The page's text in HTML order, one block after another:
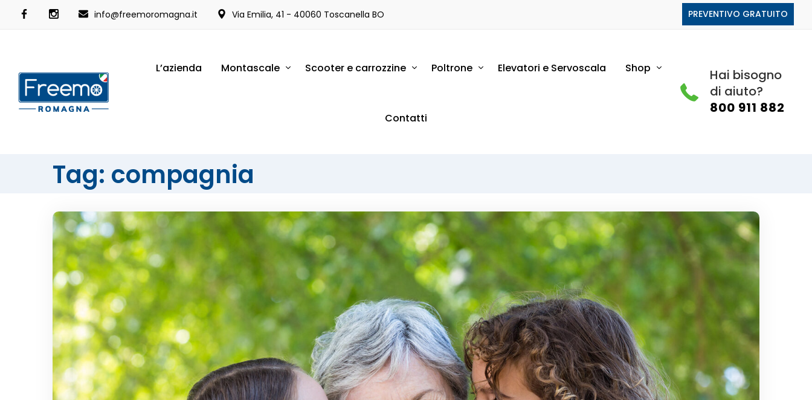
info@freemoromagna.it Via Emilia, 41 - 40060 Toscanella BO PREVENTIVO GRATUITO
L’azienda Montascale Scooter e carrozzine Poltrone Elevatori e Servoscala Shop
Contatti
Hai bisogno
di aiuto?
800 911 882
Tag: compagnia